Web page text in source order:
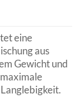
eine
aus
Gewicht und